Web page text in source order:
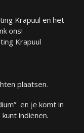
Krapuul en het
ons!
Krapuul
plaatsen.
en je komt in
indienen.